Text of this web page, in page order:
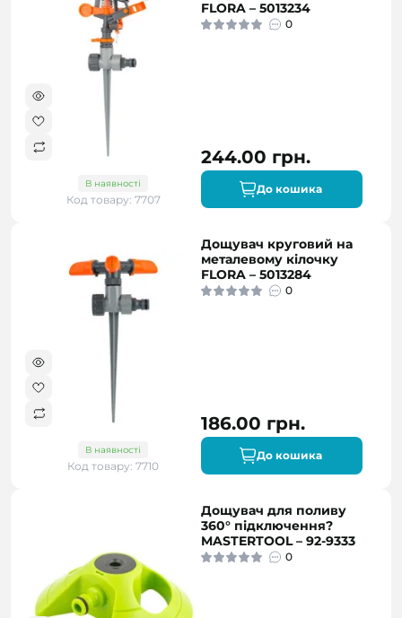
В наявності
Код товару: 7707
FLORA – 5013234
0
244.00 грн.
До кошика
В наявності
Код товару: 7710
Дощувач круговий на
металевому кілочку
FLORA – 5013284
0
186.00 грн.
До кошика
Дощувач для поливу
360° підключення?
MASTERTOOL – 92-9333
0